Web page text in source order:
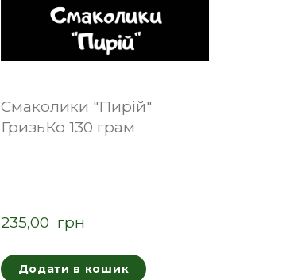
Смаколики "Пирій"
ГризьКо 130 грам
235,00  грн
Додати в кошик